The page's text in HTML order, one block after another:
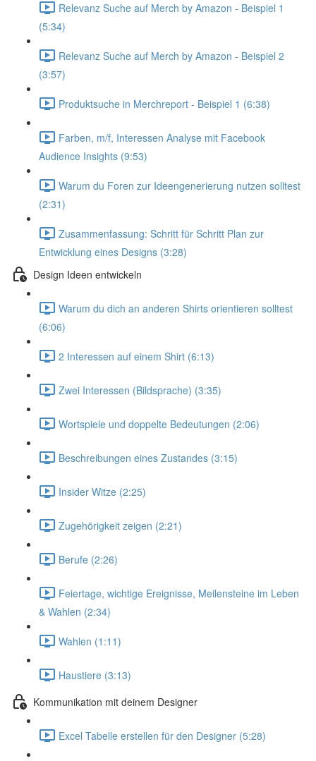
Relevanz Suche auf Merch by Amazon - Beispiel 1
(5:34)
Relevanz Suche auf Merch by Amazon - Beispiel 2
(3:57)
Produktsuche in Merchreport - Beispiel 1 (6:38)
Farben, m/f, Interessen Analyse mit Facebook
Audience Insights (9:53)
Warum du Foren zur Ideengenerierung nutzen solltest
(2:31)
Zusammenfassung: Schritt für Schritt Plan zur
Entwicklung eines Designs (3:28)
Design Ideen entwickeln
Warum du dich an anderen Shirts orientieren solltest
(6:06)
2 Interessen auf einem Shirt (6:13)
Zwei Interessen (Bildsprache) (3:35)
Wortspiele und doppelte Bedeutungen (2:06)
Beschreibungen eines Zustandes (3:15)
Insider Witze (2:25)
Zugehörigkeit zeigen (2:21)
Berufe (2:26)
Feiertage, wichtige Ereignisse, Meilensteine im Leben
& Wahlen (2:34)
Wahlen (1:11)
Haustiere (3:13)
Kommunikation mit deinem Designer
Excel Tabelle erstellen für den Designer (5:28)